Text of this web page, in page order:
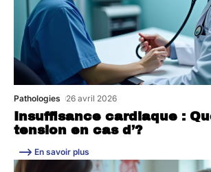
Insuffisance cardiaque :
tension en cas d’?
Pathologies 26 avril 2026
En savoir plus